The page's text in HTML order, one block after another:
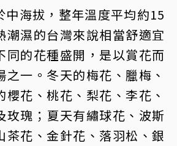
中海拔，整年溫度平均約15
潮濕的台灣來說相當舒適宜
同的花種盛開，是以賞花而
之一。冬天的梅花、臘梅、
櫻花、桃花、梨花、李花、
玫瑰；夏天有繡球花、波斯
茶花、金針花、落羽松、銀